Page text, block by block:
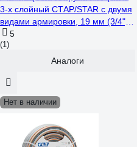
3-х слойный СТАР/STAR с двумя
видами армировки, 19 мм (3/4"),
50 м, Р=12 бар, пожизненная
гарантия GF 7067
5
(1)
Аналоги
Нет в наличии